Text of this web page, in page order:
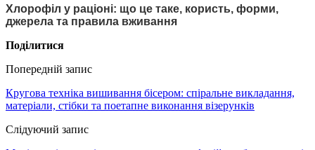
Хлорофіл у раціоні: що це таке, користь, форми,
джерела та правила вживання
Поділитися
Попередній запис
Кругова техніка вишивання бісером: спіральне викладання,
матеріали, стібки та поетапне виконання візерунків
Слідуючий запис